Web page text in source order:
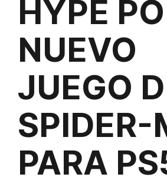
HYPE
NUEVO
JUEGO
SPIDER-
PARA